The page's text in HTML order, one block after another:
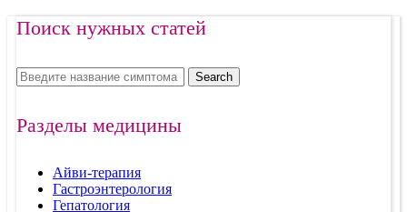
Поиск нужных статей
Search
Разделы медицины
Айви-терапия
Гастроэнтерология
Гепатология